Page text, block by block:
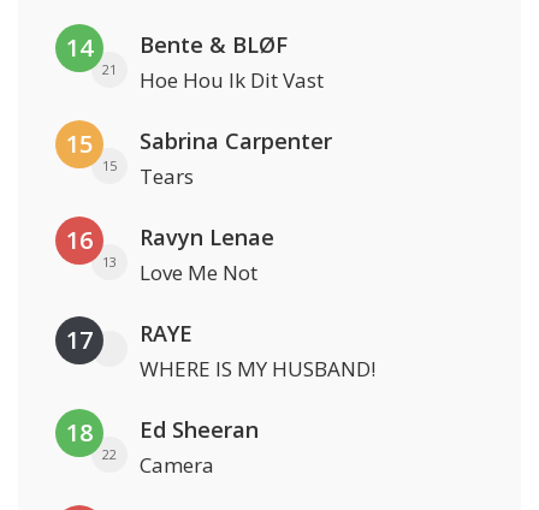
14
21
Bente & BLØF
Hoe Hou Ik Dit Vast
15
15
Sabrina Carpenter
Tears
16
13
Ravyn Lenae
Love Me Not
17 RAYE
WHERE IS MY HUSBAND!
18
22
Ed Sheeran
Camera